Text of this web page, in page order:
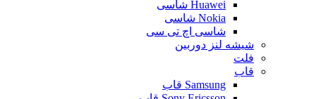
Huawei شاسی
Nokia شاسی
شاسی اچ تی سی
شیشه لنز دوربین
فلت
قاب
Samsung قاب